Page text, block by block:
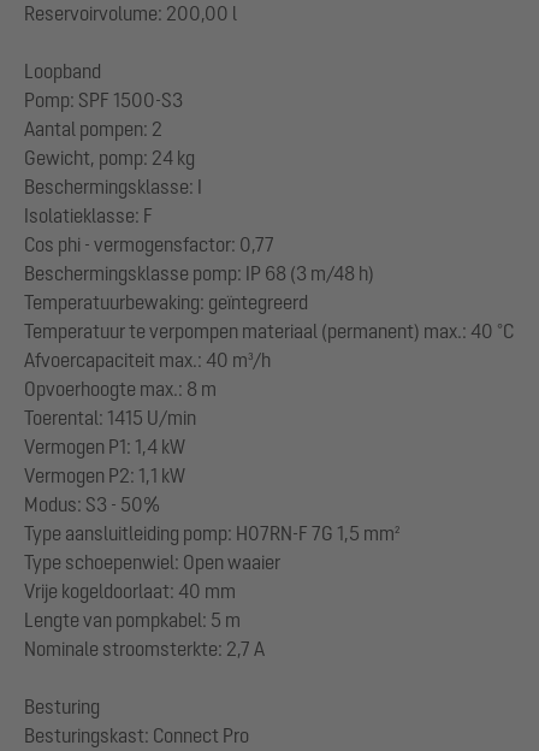
Reservoirvolume: 200,00 l
Loopband
Pomp: SPF 1500-S3
Aantal pompen: 2
Gewicht, pomp: 24 kg
Beschermingsklasse: I
Isolatieklasse: F
Cos phi - vermogensfactor: 0,77
Beschermingsklasse pomp: IP 68 (3 m/48 h)
Temperatuurbewaking: geïntegreerd
Temperatuur te verpompen materiaal (permanent) max.: 40 °C
Afvoercapaciteit max.: 40 m³/h
Opvoerhoogte max.: 8 m
Toerental: 1415 U/min
Vermogen P1: 1,4 kW
Vermogen P2: 1,1 kW
Modus: S3 - 50%
Type aansluitleiding pomp: H07RN-F 7G 1,5 mm²
Type schoepenwiel: Open waaier
Vrije kogeldoorlaat: 40 mm
Lengte van pompkabel: 5 m
Nominale stroomsterkte: 2,7 A
Besturing
Besturingskast: Connect Pro